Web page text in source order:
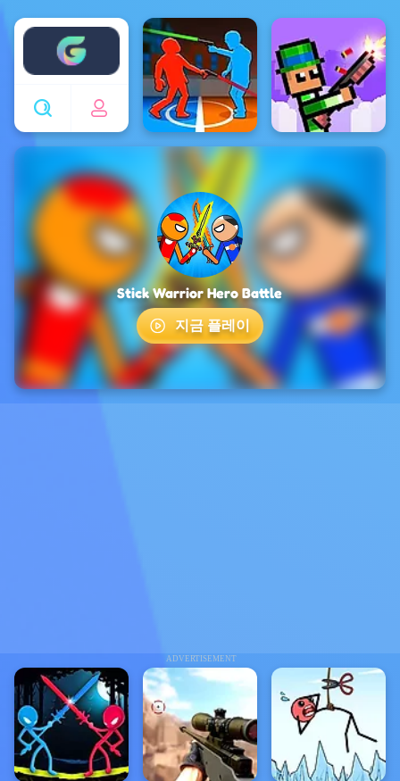
Enjoy4fun
ADVERTISEMENT
Stick Warrior Hero Battle
지금 플레이